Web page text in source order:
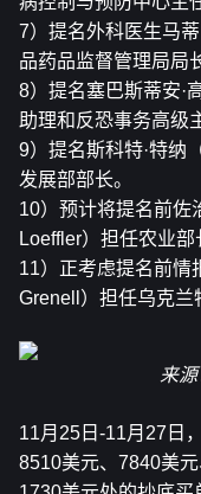
7）提名外科医生马
品药品监督管理局局
8）提名塞巴斯蒂安·
助理和反恐事务高级
9）提名斯科特·特纳
发展部部长。
10）预计将提名前佐
Loeffler）担任农业部
11）正考虑提名前情
Grenell）担任乌克兰
来
11月25日-11月27日
8510美元、7840美